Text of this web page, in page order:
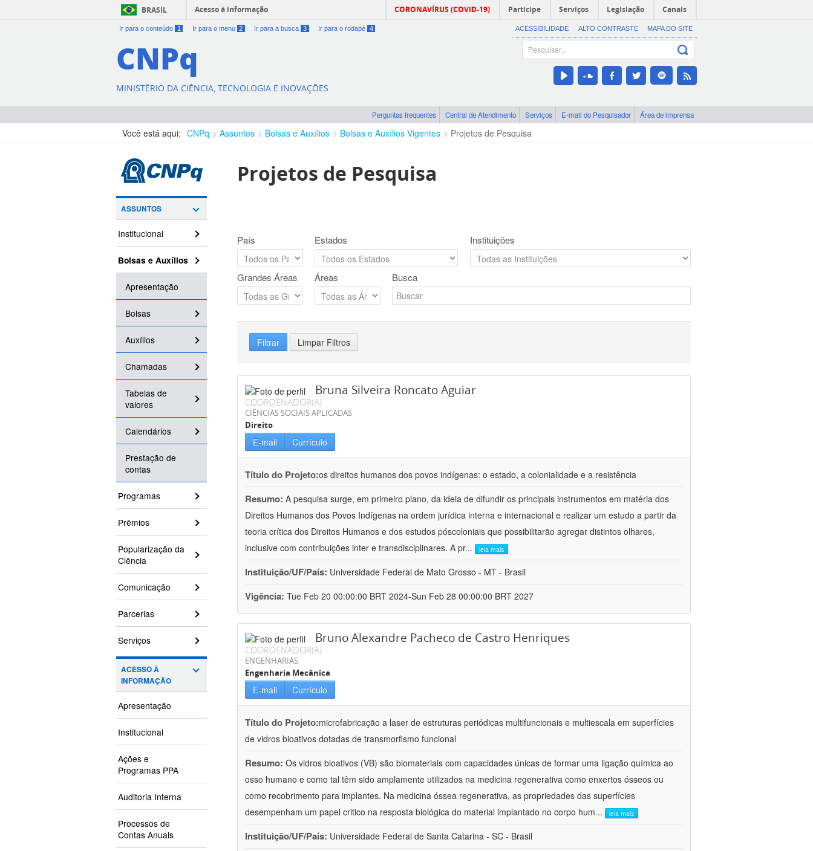
BRASIL Acesso à informação CORONAVÍRUS (COVID-19) Participe Serviços Legislação Canais
Ir para o conteúdo 1 Ir para o menu 2 Ir para a busca 3 Ir para o rodapé 4 ACESSIBILIDADE ALTO CONTRASTE MAPA DO SITE
CNPq
MINISTÉRIO DA CIÊNCIA, TECNOLOGIA E INOVAÇÕES
Perguntas frequentes Central de Atendimento Serviços E-mail do Pesquisador Área de imprensa
Você está aqui: CNPq Assuntos Bolsas e Auxílios Bolsas e Auxílios Vigentes Projetos de Pesquisa
ASSUNTOS
Institucional
Bolsas e Auxílios
Apresentação
Bolsas
Auxílios
Chamadas
Tabelas de
valores
Calendários
Prestação de
contas
Programas
Prêmios
Popularização da
Ciência
Comunicação
Parcerias
Serviços
ACESSO À
INFORMAÇÃO
Apresentação
Institucional
Ações e
Programas PPA
Auditoria Interna
Processos de
Contas Anuais
Projetos de Pesquisa
País Estados Instituições
Grandes Áreas Áreas Busca
Filtrar Limpar Filtros
Bruna Silveira Roncato Aguiar
COORDENADOR(A)
CIÊNCIAS SOCIAIS APLICADAS
Direito
E-mail Currículo
Título do Projeto:os direitos humanos dos povos indígenas: o estado, a colonialidade e a resistência
Resumo: A pesquisa surge, em primeiro plano, da ideia de difundir os principais instrumentos em matéria dos
Direitos Humanos dos Povos Indígenas na ordem jurídica interna e internacional e realizar um estudo a partir da
teoria crítica dos Direitos Humanos e dos estudos póscoloniais que possibilitarão agregar distintos olhares,
inclusive com contribuições inter e transdisciplinares. A pr... leia mais
Instituição/UF/País: Universidade Federal de Mato Grosso - MT - Brasil
Vigência: Tue Feb 20 00:00:00 BRT 2024-Sun Feb 28 00:00:00 BRT 2027
Bruno Alexandre Pacheco de Castro Henriques
COORDENADOR(A)
ENGENHARIAS
Engenharia Mecânica
E-mail Currículo
Título do Projeto:microfabricação a laser de estruturas periódicas multifuncionais e multiescala em superfícies
de vidros bioativos dotadas de transmorfismo funcional
Resumo: Os vidros bioativos (VB) são biomateriais com capacidades únicas de formar uma ligação química ao
osso humano e como tal têm sido amplamente utilizados na medicina regenerativa como enxertos ósseos ou
como recobrimento para implantes. Na medicina óssea regenerativa, as propriedades das superfícies
desempenham um papel critico na resposta biológica do material implantado no corpo hum... leia mais
Instituição/UF/País: Universidade Federal de Santa Catarina - SC - Brasil